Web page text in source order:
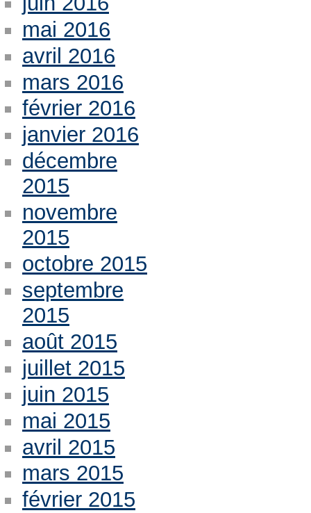
mai 2016
avril 2016
mars 2016
février 2016
janvier 2016
décembre
2015
novembre
2015
octobre 2015
septembre
2015
août 2015
juillet 2015
juin 2015
mai 2015
avril 2015
mars 2015
février 2015